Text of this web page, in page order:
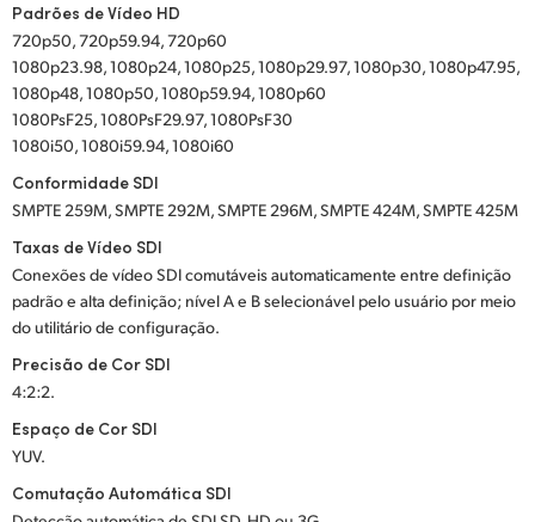
Padrões de Vídeo HD
720p50, 720p59.94, 720p60
1080p23.98, 1080p24, 1080p25, 1080p29.97, 1080p30, 1080p47.95,
1080p48, 1080p50, 1080p59.94, 1080p60
1080PsF25, 1080PsF29.97, 1080PsF30
1080i50, 1080i59.94, 1080i60
Conformidade SDI
SMPTE 259M, SMPTE 292M, SMPTE 296M, SMPTE 424M, SMPTE 425M
Taxas de Vídeo SDI
Conexões de vídeo SDI comutáveis automaticamente entre definição
padrão e alta definição; nível A e B selecionável pelo usuário por meio
do utilitário de configuração.
Precisão de Cor SDI
4:2:2.
Espaço de Cor SDI
YUV.
Comutação Automática SDI